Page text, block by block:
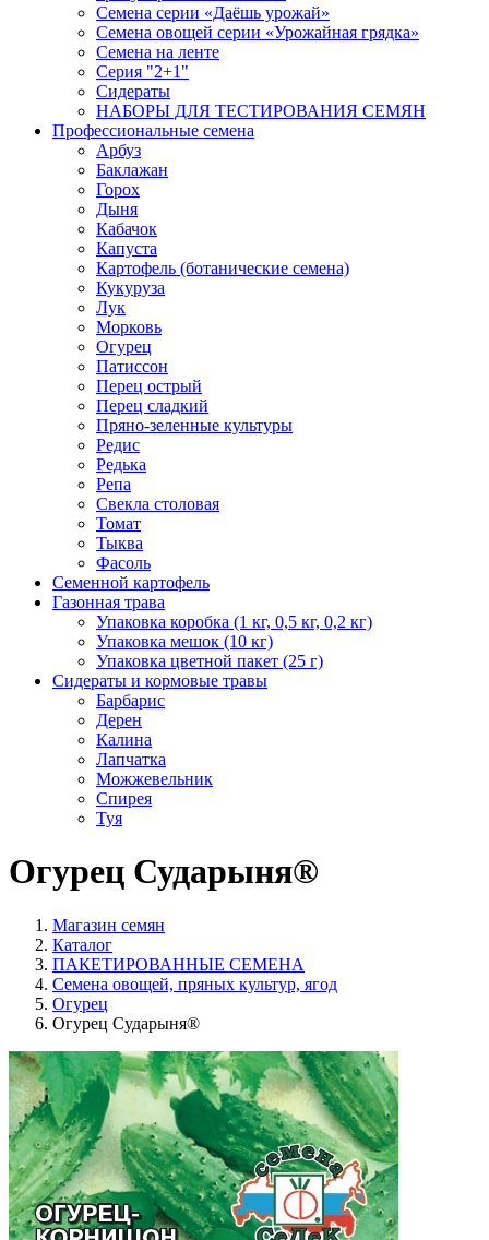
Семена серии «Даёшь урожай»
Семена овощей серии «Урожайная грядка»
Семена на ленте
Серия "2+1"
Сидераты
НАБОРЫ ДЛЯ ТЕСТИРОВАНИЯ СЕМЯН
Профессиональные семена
Арбуз
Баклажан
Горох
Дыня
Кабачок
Капуста
Картофель (ботанические семена)
Кукуруза
Лук
Морковь
Огурец
Патиссон
Перец острый
Перец сладкий
Пряно-зеленные культуры
Редис
Редька
Репа
Свекла столовая
Томат
Тыква
Фасоль
Семенной картофель
Газонная трава
Упаковка коробка (1 кг, 0,5 кг, 0,2 кг)
Упаковка мешок (10 кг)
Упаковка цветной пакет (25 г)
Сидераты и кормовые травы
Барбарис
Дерен
Калина
Лапчатка
Можжевельник
Спирея
Туя
Огурец Сударыня®
Магазин семян
Каталог
ПАКЕТИРОВАННЫЕ СЕМЕНА
Семена овощей, пряных культур, ягод
Огурец
Огурец Сударыня®